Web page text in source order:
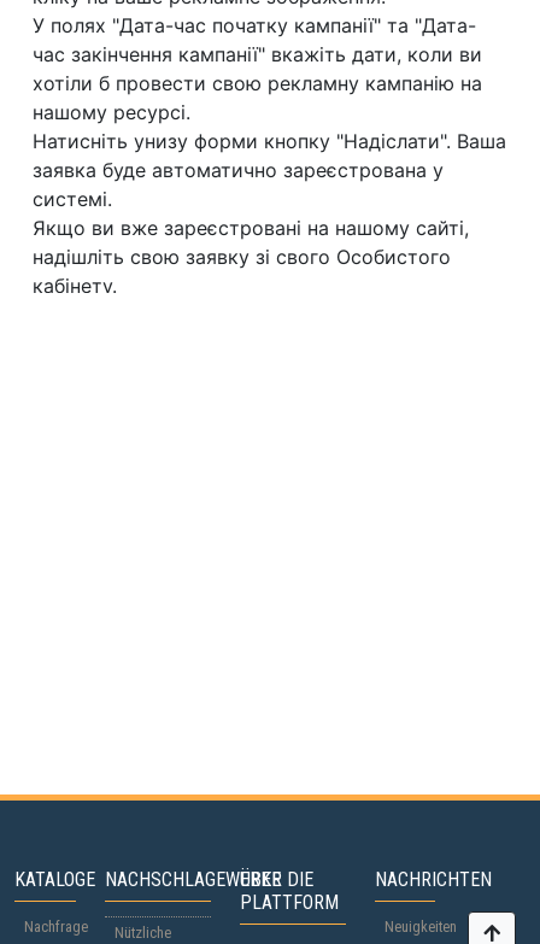
KATALOGE
Nachfrage
NACHSCHLAGEWERKE
Nützliche
ÜBER DIE
PLATTFORM
NACHRICHTEN
Neuigkeiten